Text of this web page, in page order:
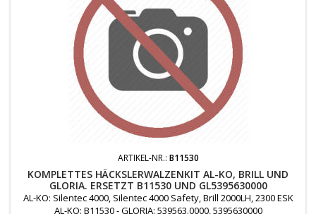
ARTIKEL-NR.: B11530
KOMPLETTES HÄCKSLERWALZENKIT AL-KO, BRILL UND
GLORIA. ERSETZT B11530 UND GL5395630000
AL-KO: Silentec 4000, Silentec 4000 Safety, Brill 2000LH, 2300 ESK
AL-KO: B11530 - GLORIA: 539563.0000, 5395630000